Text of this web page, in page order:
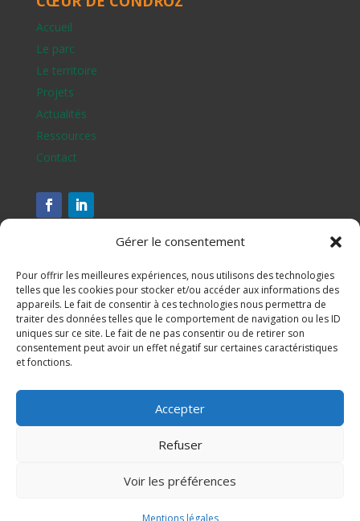
Gérer le consentement
Pour offrir les meilleures expériences, nous utilisons des technologies
telles que les cookies pour stocker et/ou accéder aux informations des
appareils. Le fait de consentir à ces technologies nous permettra de
traiter des données telles que le comportement de navigation ou les ID
uniques sur ce site. Le fait de ne pas consentir ou de retirer son
consentement peut avoir un effet négatif sur certaines caractéristiques
et fonctions.
Accepter
Refuser
Voir les préférences
Mentions légales
Accueil
Le parc
Le territoire
Projets
Actualités
Ressources
Contact
Assesse, Ciney, Gesves, Hamois, Havelange et Ohey
S'inscrire à notre newsletter